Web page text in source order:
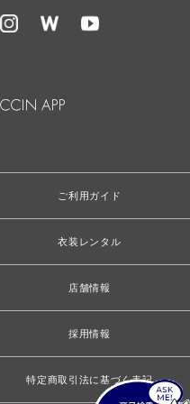
ご利用ガイド
衣装レンタル
店舗情報
採用情報
特定商取引法に基づく表記